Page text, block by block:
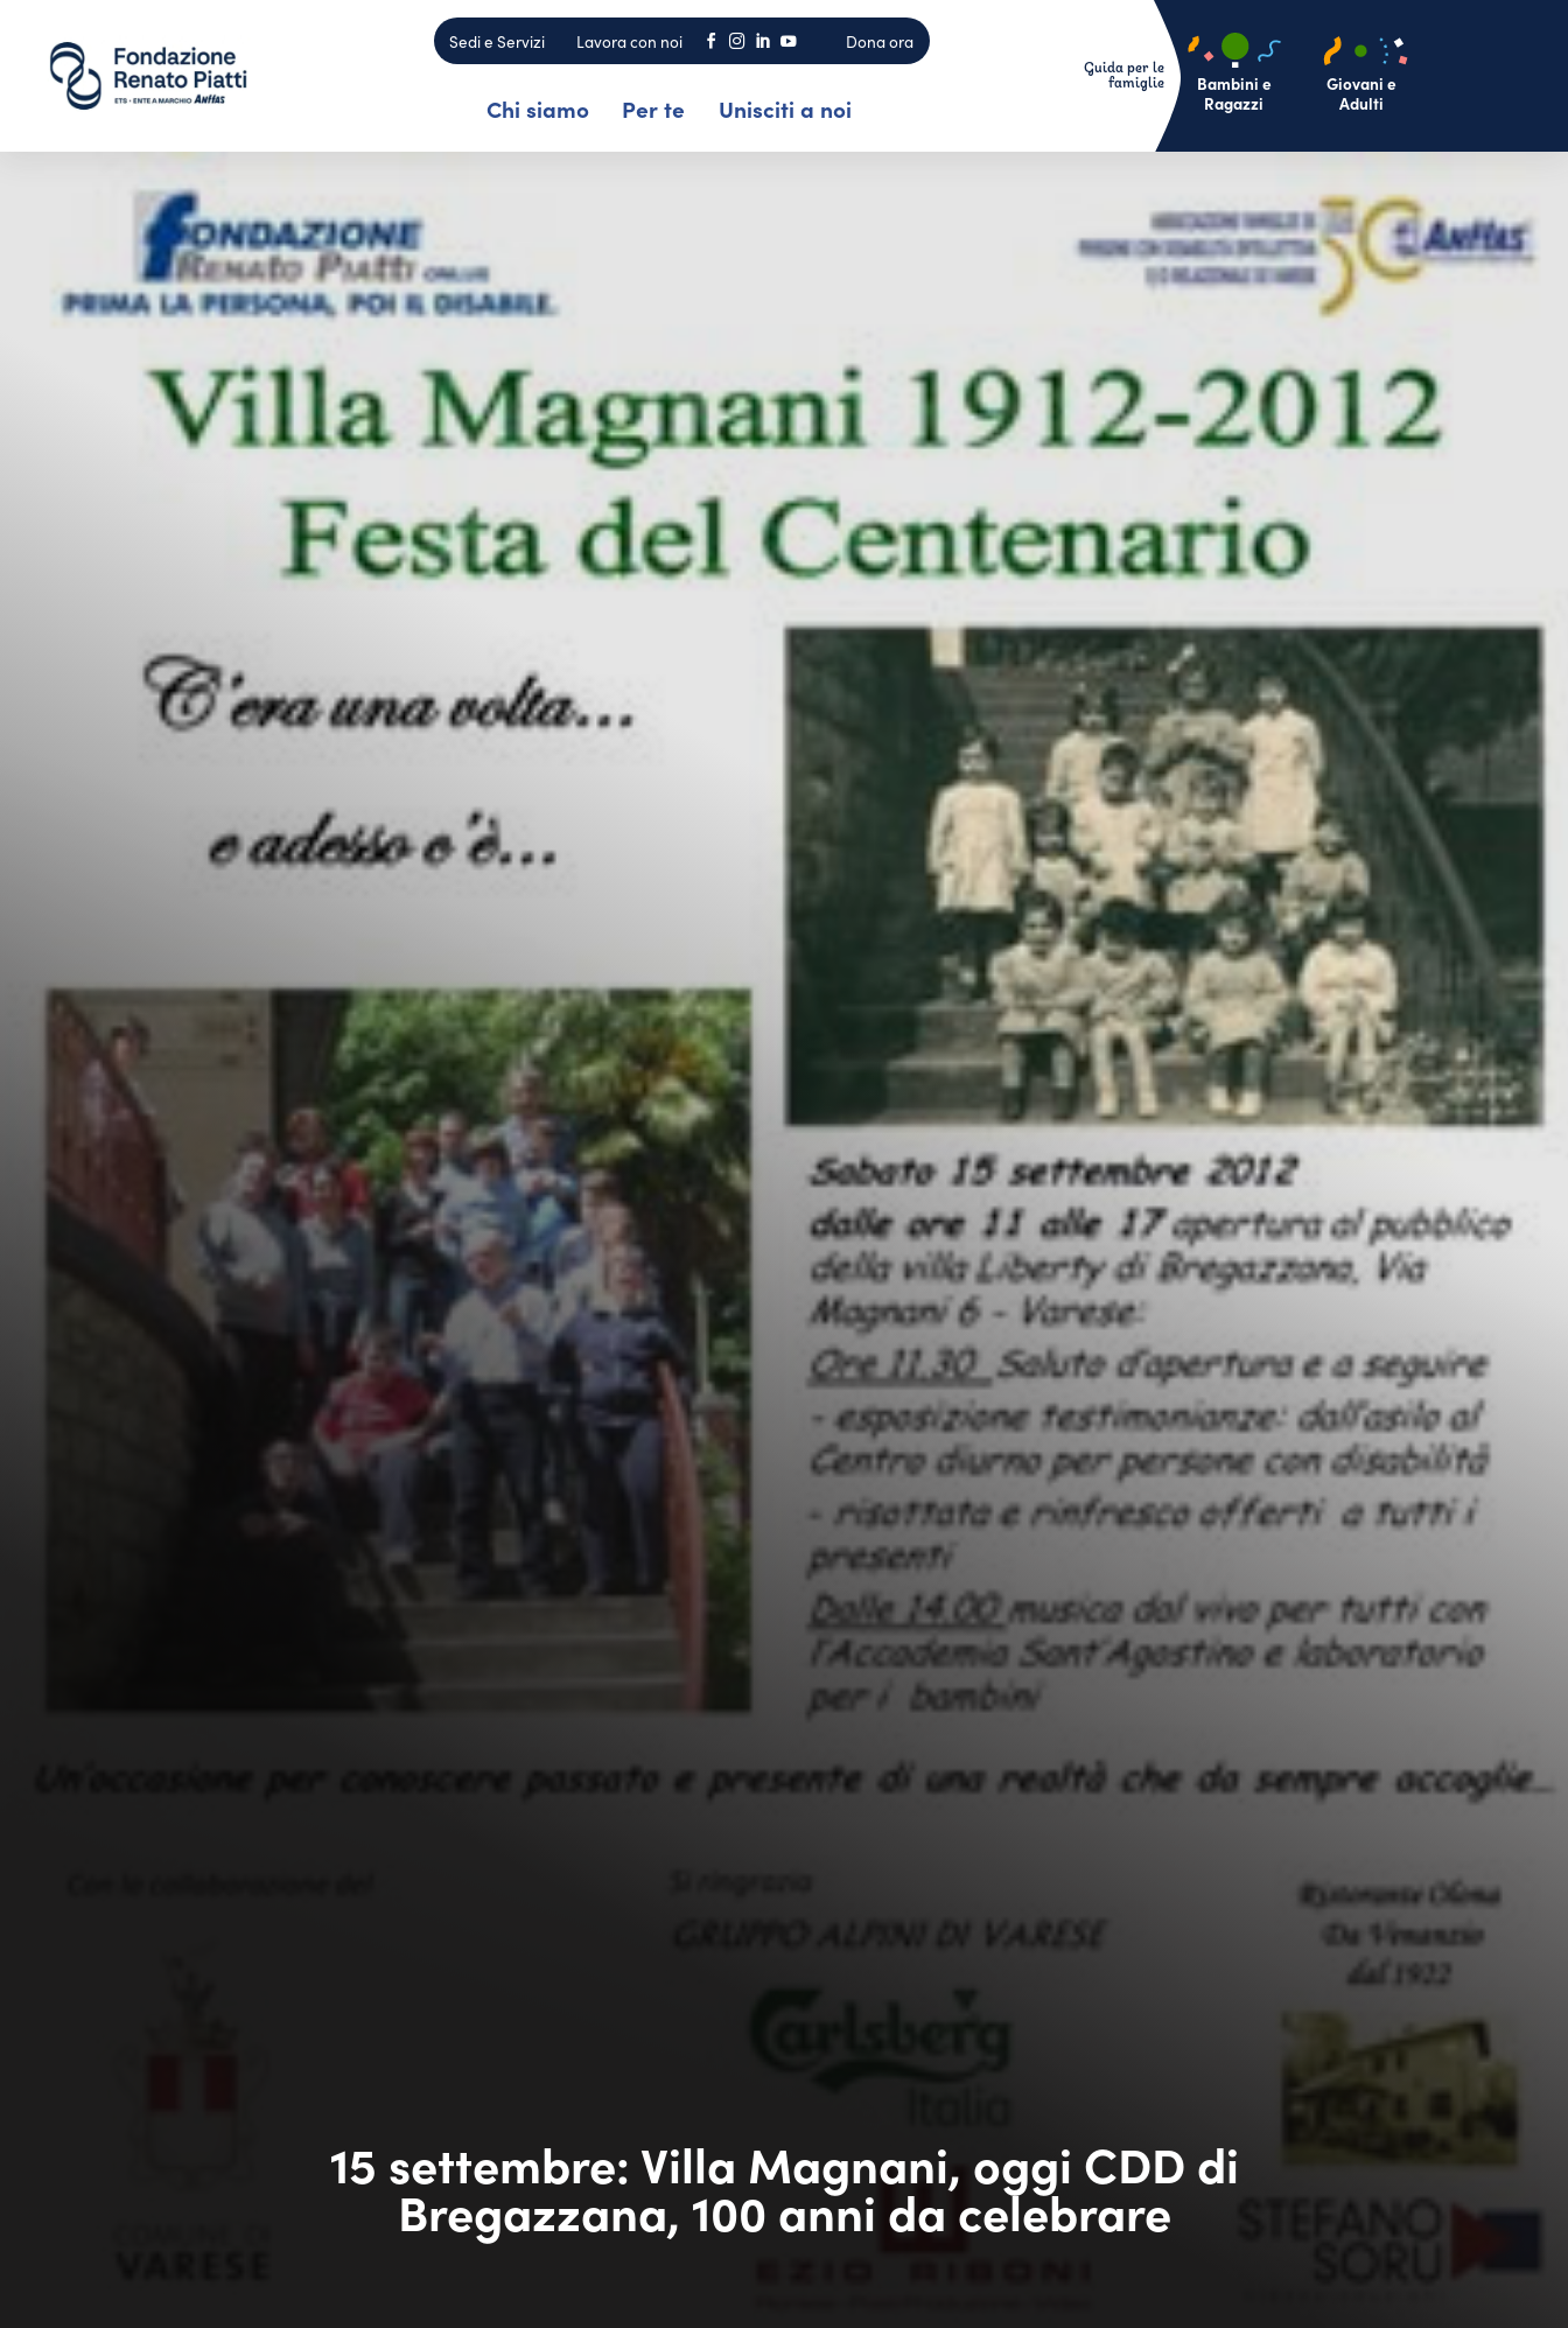
Sedi e Servizi Lavora con noi     Dona ora
Chi siamo Per te Unisciti a noi
Bambini e
Ragazzi
Giovani e
Adulti
15 settembre: Villa Magnani, oggi CDD di
Bregazzana, 100 anni da celebrare